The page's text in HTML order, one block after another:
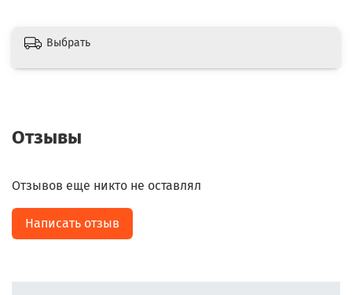
Выбрать
Отзывы
Отзывов еще никто не оставлял
Написать отзыв